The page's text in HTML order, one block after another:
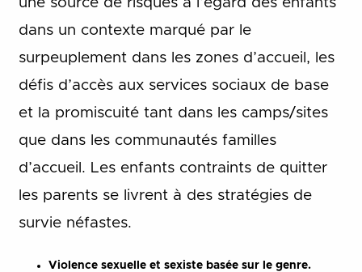
dans un contexte marqué par le
surpeuplement dans les zones d’accueil, les
défis d’accès aux services sociaux de base
et la promiscuité tant dans les camps/sites
que dans les communautés familles
d’accueil. Les enfants contraints de quitter
les parents se livrent à des stratégies de
survie néfastes.
Violence sexuelle et sexiste basée sur le genre.